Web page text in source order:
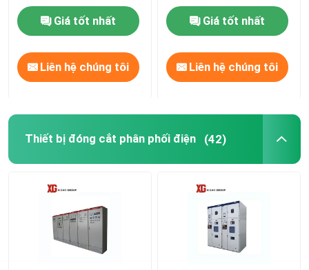
Cầu chì HRC
Thả cầu chì
Máy biến áp loại khô
Trạm biến áp nhỏ gọn
Giá tốt nhất
Liên hệ chúng tôi
Giá tốt nhất
Liên hệ chúng tôi
Thiết bị đóng cắt phân phối điện (42)